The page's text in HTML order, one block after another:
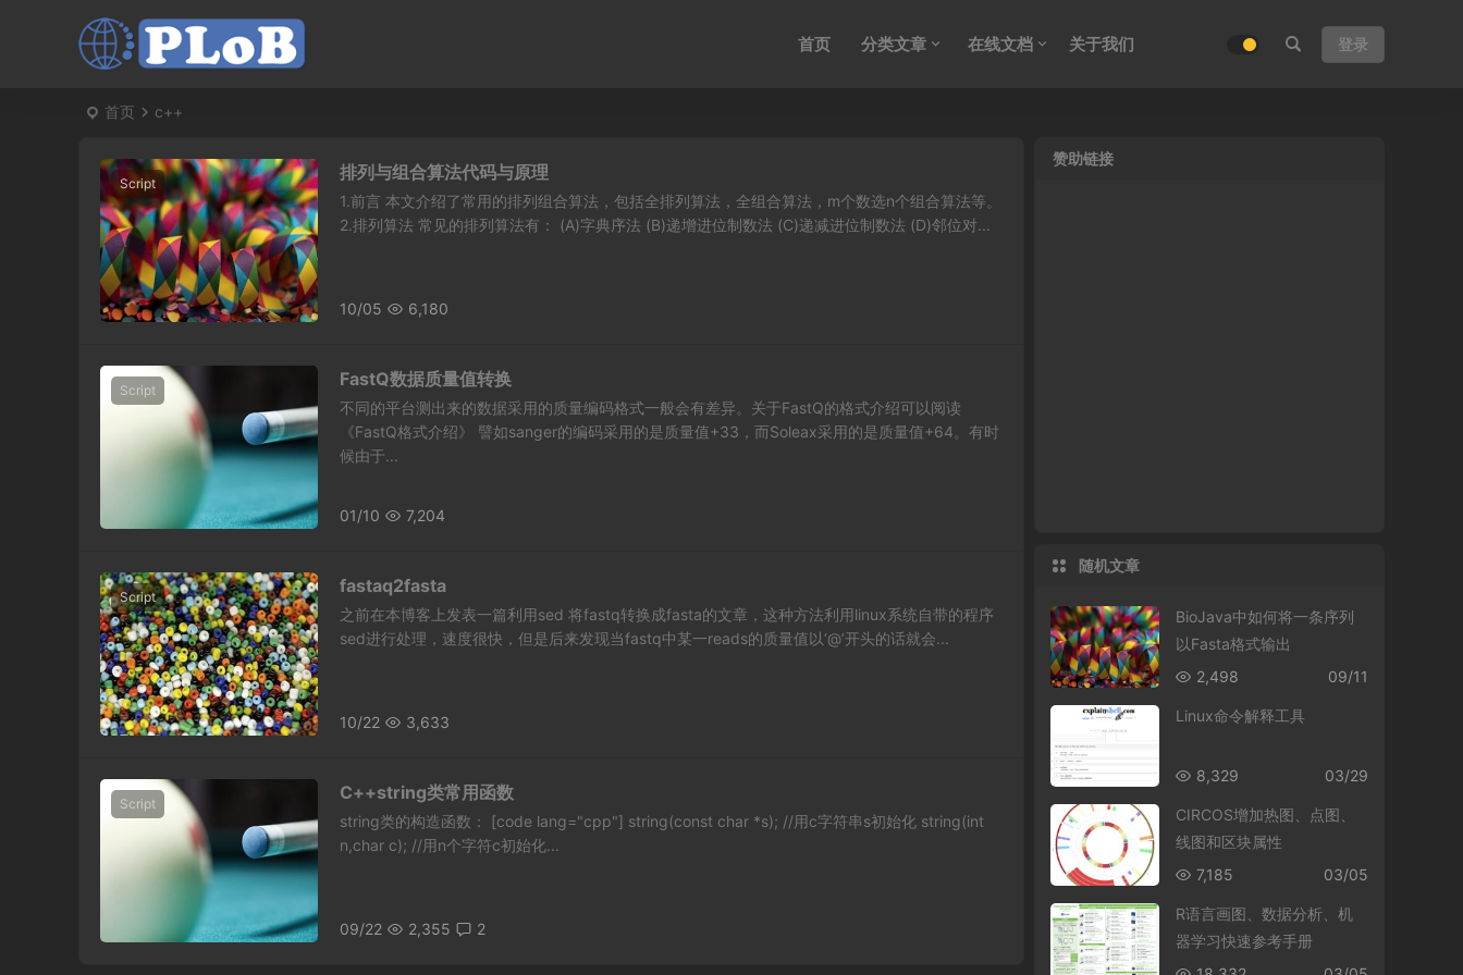
首页 分类文章 在线文档 关于我们 登录
首页 c++
Script
排列与组合算法代码与原理
1.前言 本文介绍了常用的排列组合算法，包括全排列算法，全组合算法，m个数选n个组合算法等。
2.排列算法 常见的排列算法有： (A)字典序法 (B)递增进位制数法 (C)递减进位制数法 (D)邻位对...
10/05 6,180
Script
FastQ数据质量值转换
不同的平台测出来的数据采用的质量编码格式一般会有差异。关于FastQ的格式介绍可以阅读
《FastQ格式介绍》 譬如sanger的编码采用的是质量值+33，而Soleax采用的是质量值+64。有时
候由于...
01/10 7,204
Script
fastaq2fasta
之前在本博客上发表一篇利用sed 将fastq转换成fasta的文章，这种方法利用linux系统自带的程序
sed进行处理，速度很快，但是后来发现当fastq中某一reads的质量值以‘@’开头的话就会...
10/22 3,633
Script
C++string类常用函数
string类的构造函数： [code lang="cpp"] string(const char *s); //用c字符串s初始化 string(int
n,char c); //用n个字符c初始化...
09/22 2,355 2
赞助链接
随机文章
BioJava中如何将一条序列
以Fasta格式输出
09/11
2,498
Linux命令解释工具
03/29
8,329
CIRCOS增加热图、点图、
线图和区块属性
03/05
7,185
R语言画图、数据分析、机
器学习快速参考手册